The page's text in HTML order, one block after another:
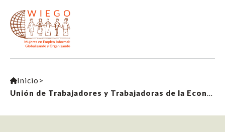
Inicio >
Unión de Trabajadores y Trabajadoras de la Economía Popular (UTEP)